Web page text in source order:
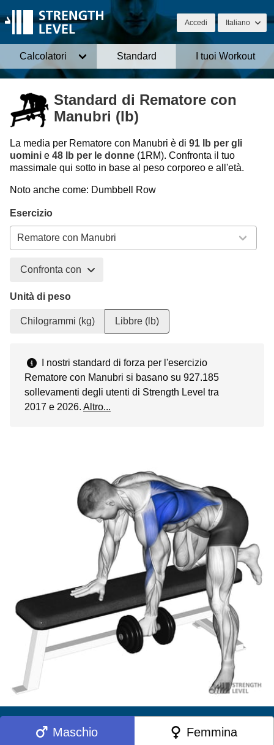
Accedi Italiano
Calcolatori Standard I tuoi Workout
Standard di Rematore con
Manubri (lb)
La media per Rematore con Manubri è di 91 lb per gli
uomini e 48 lb per le donne (1RM). Confronta il tuo
massimale qui sotto in base al peso corporeo e all'età.
Noto anche come: Dumbbell Row
Esercizio
Confronta con
Unità di peso
Chilogrammi (kg) Libbre (lb)
I nostri standard di forza per l'esercizio
Rematore con Manubri si basano su 927.185
sollevamenti degli utenti di Strength Level tra
2017 e 2026. Altro...
Maschio Femmina